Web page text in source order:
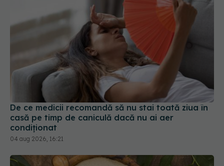
De ce medicii recomandă să nu stai toată ziua în
casă pe timp de caniculă dacă nu ai aer
condiționat
04 aug 2026, 16:21